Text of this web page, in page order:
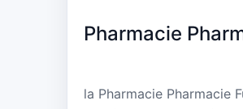
Pharmacie
la Pharmacie Pharmacie